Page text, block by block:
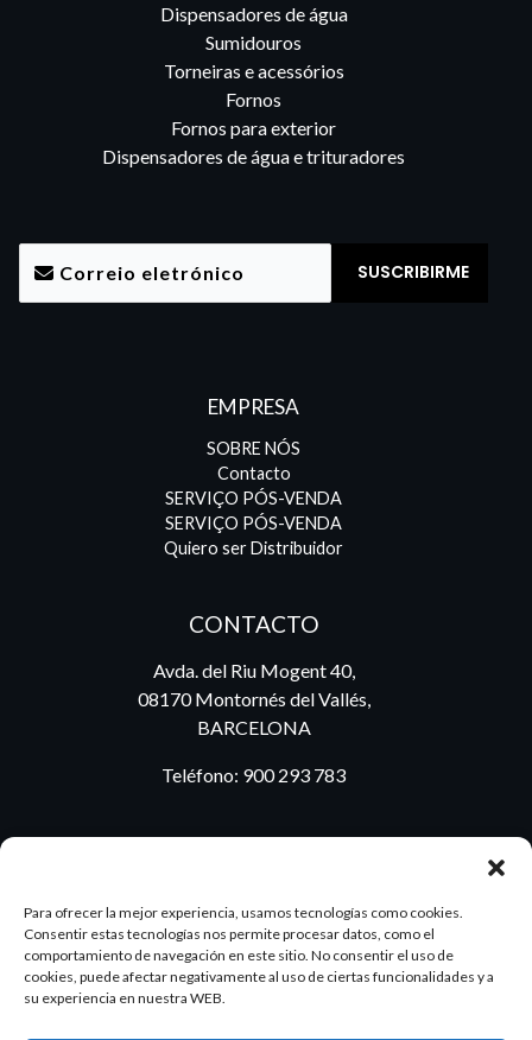
Para ofrecer la mejor experiencia, usamos tecnologías como cookies.
Consentir estas tecnologías nos permite procesar datos, como el
comportamiento de navegación en este sitio. No consentir el uso de
cookies, puede afectar negativamente al uso de ciertas funcionalidades y a
su experiencia en nuestra WEB.
Dispensadores de água
Sumidouros
Torneiras e acessórios
Fornos
Fornos para exterior
Dispensadores de água e trituradores
EMPRESA
SOBRE NÓS
Contacto
SERVIÇO PÓS-VENDA
SERVIÇO PÓS-VENDA
Quiero ser Distribuidor
CONTACTO
Avda. del Riu Mogent 40,
08170 Montornés del Vallés,
BARCELONA
Teléfono: 900 293 783